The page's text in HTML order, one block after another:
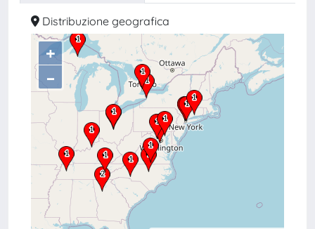
Distribuzione geografica
+
–